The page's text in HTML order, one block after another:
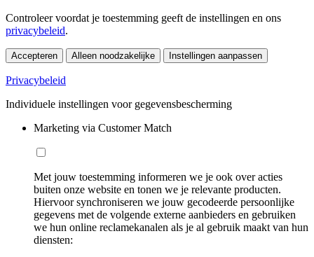
Controleer voordat je toestemming geeft de instellingen en ons
privacybeleid.
Accepteren Alleen noodzakelijke Instellingen aanpassen
Privacybeleid
Individuele instellingen voor gegevensbescherming
Marketing via Customer Match
Met jouw toestemming informeren we je ook over acties
buiten onze website en tonen we je relevante producten.
Hiervoor synchroniseren we jouw gecodeerde persoonlijke
gegevens met de volgende externe aanbieders en gebruiken
we hun online reclamekanalen als je al gebruik maakt van hun
diensten: